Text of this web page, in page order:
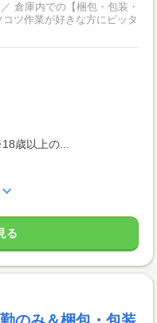
倉庫内での【梱包・包装・
ツ作業が好きな方にピッタ
歳以上の...
る